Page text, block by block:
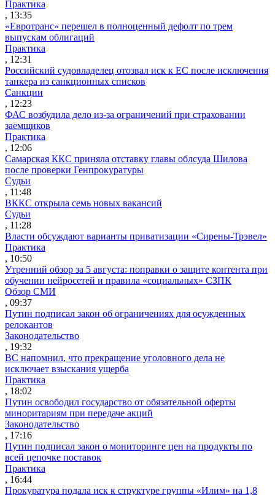
Практика
, 13:35
«Евротранс» перешел в полноценный дефолт по трем
выпускам облигаций
Практика
, 12:31
Российский судовладелец отозвал иск к ЕС после исключения
танкера из санкционных списков
Санкции
, 12:23
ФАС возбудила дело из-за ограничений при страховании
заемщиков
Практика
, 12:06
Самарская ККС приняла отставку главы облсуда Шилова
после проверки Генпрокуратуры
Судьи
, 11:48
ВККС открыла семь новых вакансий
Судьи
, 11:28
Власти обсуждают варианты приватизации «Сирены-Трэвел»
Практика
, 10:50
Утренний обзор за 5 августа: поправки о защите контента при
обучении нейросетей и правила «социальных» СЗПК
Обзор СМИ
, 09:37
Путин подписал закон об ограничениях для осужденных
релокантов
Законодательство
, 19:32
ВС напомнил, что прекращение уголовного дела не
исключает взыскания ущерба
Практика
, 18:02
Путин освободил государство от обязательной оферты
миноритариям при передаче акций
Законодательство
, 17:16
Путин подписал закон о мониторинге цен на продукты по
всей цепочке поставок
Практика
, 16:44
Прокуратура подала иск к структуре группы «Илим» на 1,8